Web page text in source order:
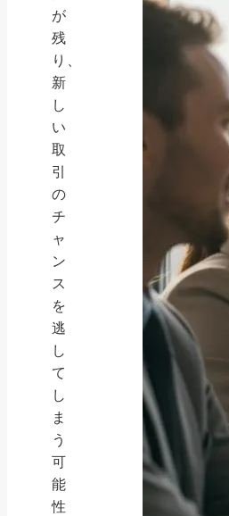
が
残
り、
新
し
い
取
引
の
チ
ャ
ン
ス
を
逃
し
て
し
ま
う
可
能
性